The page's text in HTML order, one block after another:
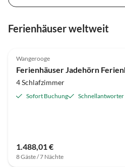
Ferienhäuser weltweit
Wangerooge
4 Schlafzimmer
Sofort Buchung Schnellantworter
1.488,01 €
8 Gäste / 7 Nächte